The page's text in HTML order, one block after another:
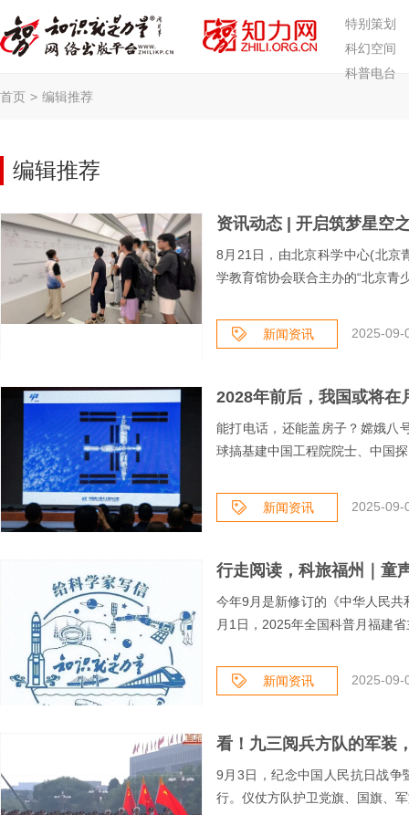
特别策划
科幻空间
科普电台
首页 > 编辑推荐
编辑推荐
8月21日，由北京科学中心(北京
学教育馆协会联合主办的“北京青
新闻资讯 2025-09-
2028年前后，我国或将在
能打电话，还能盖房子？嫦娥八
球搞基建中国工程院院士、中国
新闻资讯 2025-09-
今年9月是新修订的《中华人民
月1日，2025年全国科普月福建
新闻资讯 2025-09-
看！九三阅兵方队的军装
9月3日，纪念中国人民抗日战
行。仪仗方队护卫党旗、国旗、